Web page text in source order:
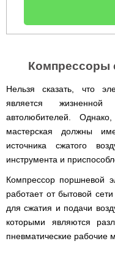
Компрессоры
Нельзя сказать, что
является
автолюбителей.
мастерская должны
источника сжатого
инструмента и
Компрессор поршневой
работает от бытовой
для сжатия и подачи
которыми являются
пневматические рабочие